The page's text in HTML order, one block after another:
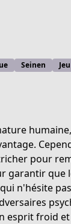
Seinen
pour
garantir
n'hésite
esprit froid